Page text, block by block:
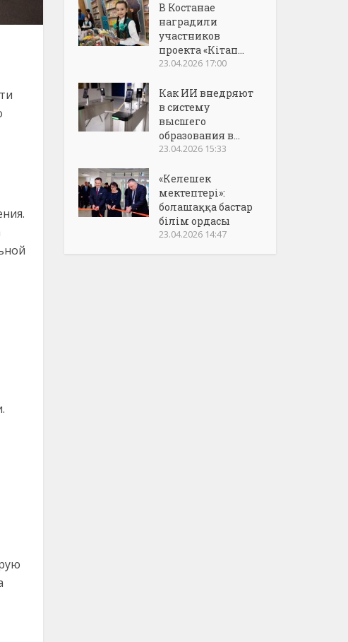
В Костанае
наградили
участников
проекта «Кітап...
23.04.2026 17:00
Как ИИ внедряют
в систему
высшего
образования в...
23.04.2026 15:33
«Келешек
мектептері»:
болашаққа бастар
білім ордасы
23.04.2026 14:47